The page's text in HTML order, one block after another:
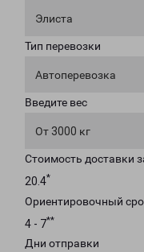
Элиста
Тип перевозки
Автоперевозка
Введите вес
От 3000 кг
Стоимость доставки
20.4*
Ориентировочный
4 - 7**
Дни отправки